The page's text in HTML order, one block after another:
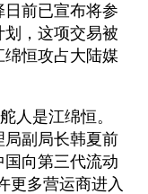
日前已宣布将参
，这项交易被
恒攻占大陆媒
人是江绵恒。
副局长韩夏前
国向第三代流动
更多营运商进入